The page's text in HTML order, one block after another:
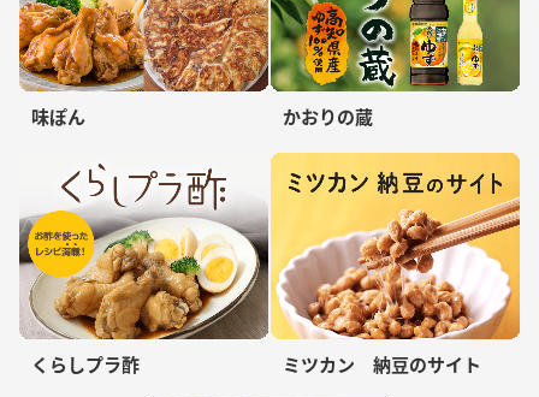
味ぽん かおりの蔵
くらしプラ酢 ミツカン 納豆のサイト